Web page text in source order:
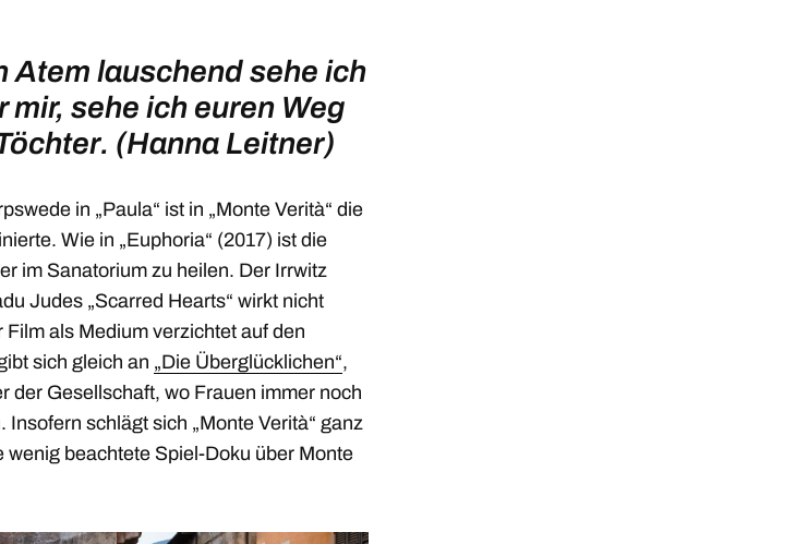
Atem lauschend sehe ich
mir, sehe ich euren Weg
(Hanna Leitner)
in „Paula“ ist in „Monte Verità“ die
Wie in „Euphoria“ (2017) ist die
im Sanatorium zu heilen. Der Irrwitz
Judes „Scarred Hearts“ wirkt nicht
als Medium verzichtet auf den
sich gleich an „Die Überglücklichen“,
der Gesellschaft, wo Frauen immer noch
schlägt sich „Monte Verità“ ganz
wenig beachtete Spiel-Doku über Monte